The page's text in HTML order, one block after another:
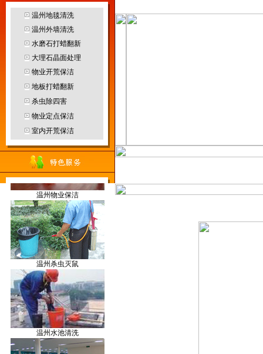
温州地毯清洗
温州外墙清洗
水磨石打蜡翻新
大理石晶面处理
物业开荒保洁
地板打蜡翻新
杀虫除四害
物业定点保洁
室内开荒保洁
温州园林绿化
温州防水补漏
温州物业保洁
温州杀虫灭鼠
温州水池清洗
地毯干洗机
割草机
空气监测仪